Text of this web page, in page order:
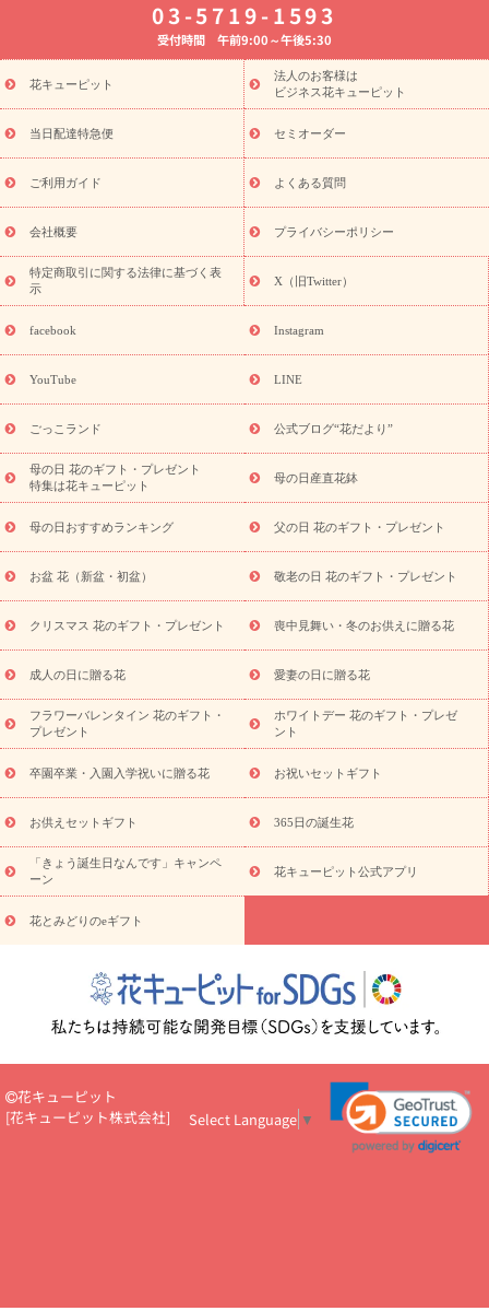
お供え・お悔やみ お供え・お悔やみの花
通夜・葬儀に贈る花 胡蝶蘭・花鉢
ーブドフラワー
季節のイベント
ひまわり ギフト・プレゼント
特集
お盆 花（新盆・初盆） 季節のイベント
お盆 花（新
盆・初盆）
お盆 花（新盆・初盆）
お盆・お供え 花とセットギ
フト
お盆・お供え プリザーブドフラワー
ひまわり ギフト・プ
レゼント特集
夏の花贈り・お中元・暑中見舞い 花のギフト特集
敬老の日におくる花ギフト・プレゼント特集
花ギフト・プレゼント特集
敬老の日 花のおすすめランキング
敬
老の日 花鉢植えのギフト・プレゼント特集
敬老の日 花とセットギ
フト・プレゼント特集
敬老の日の花 全てのギフト一覧
キャン
ペーン
映画『ウォーターガーディアンズ』コラボキャンペーン
「きょう誕生日なんです」キャンペーン
誕生日の花を探す
誕生日フラワーギフト 誕生日フラワーギフト特集
(トルコキキョウ)
9月の誕生花(リンドウ)
ら探す
お祝いの花特集 当日配達特急便 お祝い商品一覧
念日
結婚祝い 出産祝い 退院祝い・快気祝い
寿祝い
プチギフト ペットのお祝いフラワー
供え・お悔やみ商品一覧
お供え・お悔やみの花
四十九日法要以
お供え プリザーブドフラワー
ペットのお供えフラワー
お盆（新
盆・初盆）
その他 お祝い返し お見舞い
お取り寄せギフト
ビジネス用
ご自宅用 観葉植物 ミディ胡蝶蘭
プリザーブ
ドフラワー
スタイルから探す アレンジメント 花束
スタ
ンド花
お祝い お供え・お悔やみ 胡蝶蘭 胡蝶蘭・花鉢
ディ胡蝶蘭・お祝い
ミディ胡蝶蘭・お供え
世界初の青色胡蝶蘭
観葉植物
観葉植物 産直多肉植物
プリザーブドフラワー
お祝い
お供え・お悔やみ 花とセットギフト
セミオーダー
プチギフト（hanamore -ハナモア-）
花とみどりのeギフト
キューピットのeGfit
カラー ピンク イエローオレンジ
レッ
ド
お花の種類 トルコキキョウ
お祝い お祝い・3000円～ お祝い・4000円～
お祝い・
5000円～
お祝い・7000円～ お祝い・ 10000円～
お供え・お
悔やみ
円～
お供え・お悔やみ・
いのマナー
定年退職祝いのマナー
お祝いを贈るときのマナー・
花キューピットのお祝いコラム一覧
誕生日のお花を「色
彩心理学」で選ぶ方法
結婚祝いの予算相場
出産祝いお役立ち情
ール
新築引っ越し祝いコラム お祝い花のマナー総まとめ
職
場上司や先輩へ贈るお祝い花の正解は？
開店祝いの花 選び方ガイ
あり)
花キューピット×専門家 CO2排出量削減 / SDGsを考える
03-5719-1593
受付時間 午前9:00～午後5:30
花キューピット
法人のお客様は
ビジネス花キューピット
当日配達特急便 セミオーダー
ご利用ガイド よくある質問
会社概要 プライバシーポリシー
特定商取引に関する法律に基づく表
示
X（旧Twitter）
facebook Instagram
YouTube LINE
ごっこランド 公式ブログ“花だより”
母の日 花のギフト・プレゼント
特集は花キューピット
母の日産直花鉢
母の日おすすめランキング 父の日 花のギフト・プレゼント
お盆 花（新盆・初盆） 敬老の日 花のギフト・プレゼント
クリスマス 花のギフト・プレゼント 喪中見舞い・冬のお供えに贈る花
成人の日に贈る花 愛妻の日に贈る花
フラワーバレンタイン 花のギフト・
プレゼント
ホワイトデー 花のギフト・プレゼ
ント
卒園卒業・入園入学祝いに贈る花 お祝いセットギフト
お供えセットギフト 365日の誕生花
「きょう誕生日なんです」キャンペ
ーン
花キューピット公式アプリ
花とみどりのeギフト
花キューピット
[花キューピット株式会社] Select Language ▼